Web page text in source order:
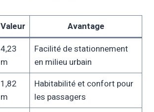
Valeur Avantage
4,23
m
Facilité de stationnement
en milieu urbain
1,82
m
Habitabilité et confort pour
les passagers